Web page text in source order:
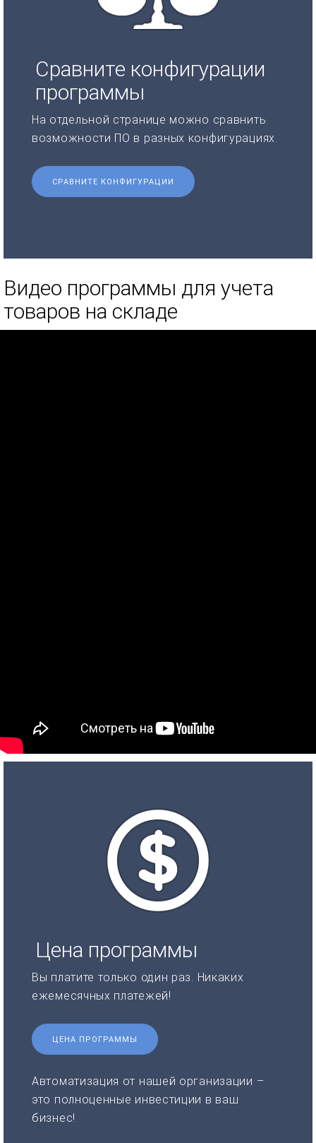
Сравните конфигурации
программы
На отдельной странице можно сравнить
возможности ПО в разных конфигурациях.
СРАВНИТЕ КОНФИГУРАЦИИ
Видео программы для учета
товаров на складе
Цена программы
Вы платите только один раз. Никаких
ежемесячных платежей!
ЦЕНА ПРОГРАММЫ
Автоматизация от нашей организации –
это полноценные инвестиции в ваш
бизнес!